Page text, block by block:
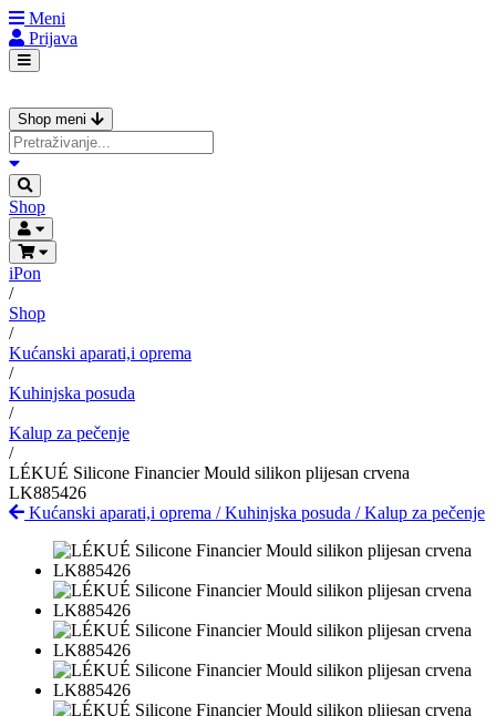
Meni
Prijava
Shop meni
Shop
iPon
/
Shop
/
Kućanski aparati,i oprema
/
Kuhinjska posuda
/
Kalup za pečenje
/
LÉKUÉ Silicone Financier Mould silikon plijesan crvena
LK885426
Kućanski aparati,i oprema /Kuhinjska posuda /Kalup za pečenje